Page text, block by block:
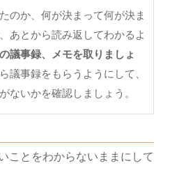
のか、何が決まって何が決ま
あとから読み返してわかるよ
議事録、メモを取りましょ
議事録をもらうようにして、
ないかを確認しましょう。
ことをわからないままにして